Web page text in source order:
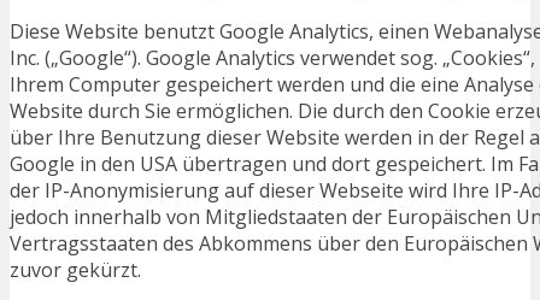
Diese Website benutzt Google Analytics, einen
Inc. („Google“). Google Analytics verwendet sog.
Ihrem Computer gespeichert werden und die eine
Website durch Sie ermöglichen. Die durch den Cookie
über Ihre Benutzung dieser Website werden in der Regel
Google in den USA übertragen und dort gespeichert. Im
der IP-Anonymisierung auf dieser Webseite wird Ihre IP-
jedoch innerhalb von Mitgliedstaaten der Europäischen
Vertragsstaaten des Abkommens über den Europäischen
zuvor gekürzt.